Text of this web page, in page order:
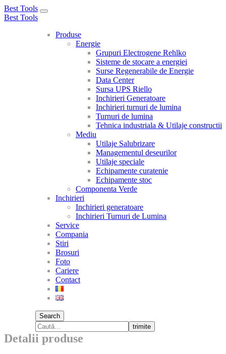
Best Tools
Toggle
Best Tools
Produse
Energie
Grupuri Electrogene Rehlko
Sisteme de stocare a energiei
Surse Regenerabile de Energie
Data Center
Sursa UPS Riello
Inchirieri Generatoare
Inchirieri turnuri de lumina
Turnuri de lumina
Tehnica industriala & Utilaje constructii
Mediu
Utilaje Salubrizare
Managementul deseurilor
Utilaje speciale
Echipamente curatenie
Echipamente stoc
Componenta Verde
Inchirieri
Inchirieri generatoare
Inchirieri Turnuri de Lumina
Service
Compania
Stiri
Brosuri
Foto
Cariere
Contact
Search
trimite
Detalii produse